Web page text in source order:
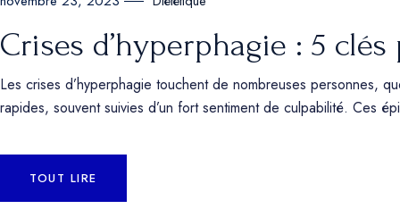
Crises d’hyperphagie : 5
Les crises d’hyperphagie touchent de nombreuses personnes,
rapides, souvent suivies d’un fort sentiment de culpabilité. Ces
TOUT LIRE